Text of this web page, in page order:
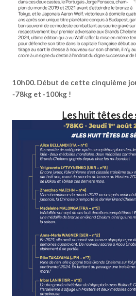
10h00. Début de cette cinquième
-78kg et -100kg !
Les huit têtes de